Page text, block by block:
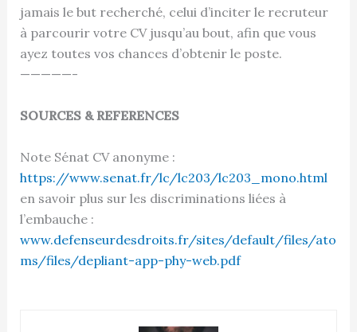
jamais le but recherché, celui d’inciter le recruteur
à parcourir votre CV jusqu’au bout, afin que vous
ayez toutes vos chances d’obtenir le poste.
—————-
SOURCES & REFERENCES
Note Sénat CV anonyme :
https://www.senat.fr/lc/lc203/lc203_mono.html
en savoir plus sur les discriminations liées à
l’embauche :
www.defenseurdesdroits.fr/sites/default/files/ato
ms/files/depliant-app-phy-web.pdf